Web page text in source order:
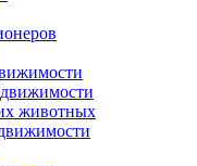
животных